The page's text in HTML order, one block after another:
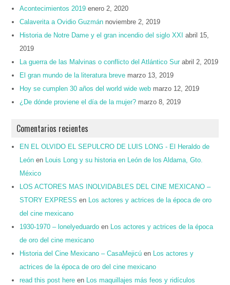
Acontecimientos 2019 enero 2, 2020
Calaverita a Ovidio Guzmán noviembre 2, 2019
Historia de Notre Dame y el gran incendio del siglo XXI abril 15,
2019
La guerra de las Malvinas o conflicto del Atlántico Sur abril 2, 2019
El gran mundo de la literatura breve marzo 13, 2019
Hoy se cumplen 30 años del world wide web marzo 12, 2019
¿De dónde proviene el día de la mujer? marzo 8, 2019
Comentarios recientes
EN EL OLVIDO EL SEPULCRO DE LUIS LONG - El Heraldo de
León en Louis Long y su historia en León de los Aldama, Gto.
México
LOS ACTORES MAS INOLVIDABLES DEL CINE MEXICANO –
STORY EXPRESS en Los actores y actrices de la época de oro
del cine mexicano
1930-1970 – lonelyeduardo en Los actores y actrices de la época
de oro del cine mexicano
Historia del Cine Mexicano – CasaMejicú en Los actores y
actrices de la época de oro del cine mexicano
read this post here en Los maquillajes más feos y ridículos